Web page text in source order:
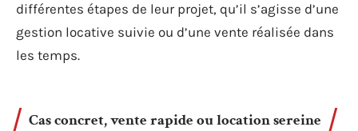
différentes étapes de leur projet, qu’il s’agisse d’une
gestion locative suivie ou d’une vente réalisée dans
les temps.
Cas concret, vente rapide ou location sereine